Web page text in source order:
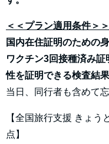
＜＜プラン適用条件＞＞
国内在住証明のための
ワクチン3回接種済み
性を証明できる検査結
当日、同行者も含めて
【全国旅行支援 きょ
点】